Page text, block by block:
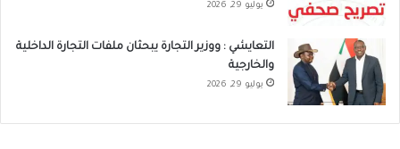
يوليو 29, 2026
التعايشي : ووزير التجارة يبحثان ملفات التجارة الداخلية
والخارجية
يوليو 29, 2026